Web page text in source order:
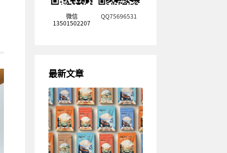
微信
13501502207
QQ75696531
最新文章